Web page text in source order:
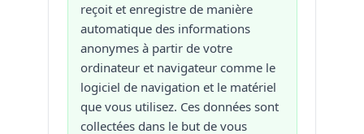
reçoit et enregistre de manière
automatique des informations
anonymes à partir de votre
ordinateur et navigateur comme le
logiciel de navigation et le matériel
que vous utilisez. Ces données sont
collectées dans le but de vous